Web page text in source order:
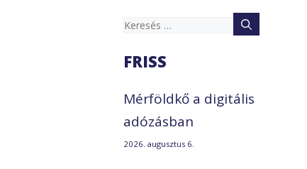
Keresés:
FRISS
Mérföldkő a digitális
adózásban
2026. augusztus 6.